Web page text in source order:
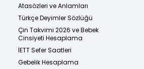
Atasözleri ve Anlamları
Türkçe Deyimler Sözlüğü
Çin Takvimi 2026 ve Bebek
Cinsiyeti Hesaplama
İETT Sefer Saatleri
Gebelik Hesaplama